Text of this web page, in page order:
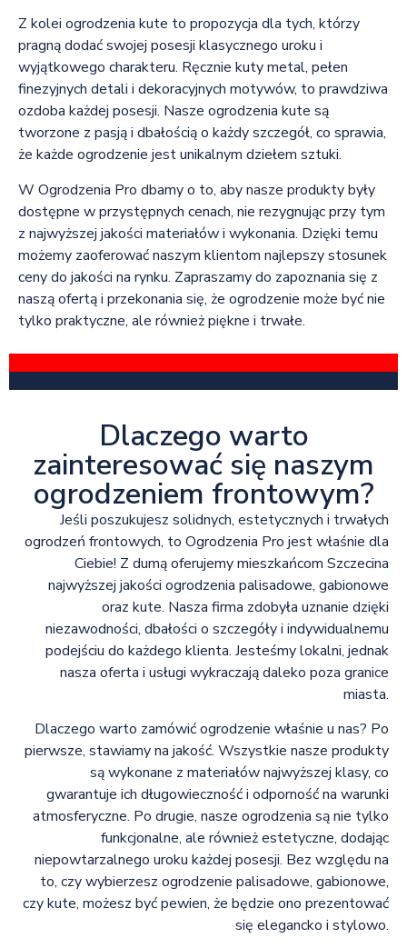
Z kolei ogrodzenia kute to propozycja dla tych, którzy
pragną dodać swojej posesji klasycznego uroku i
wyjątkowego charakteru. Ręcznie kuty metal, pełen
finezyjnych detali i dekoracyjnych motywów, to prawdziwa
ozdoba każdej posesji. Nasze ogrodzenia kute są
tworzone z pasją i dbałością o każdy szczegół, co sprawia,
że każde ogrodzenie jest unikalnym dziełem sztuki.
W Ogrodzenia Pro dbamy o to, aby nasze produkty były
dostępne w przystępnych cenach, nie rezygnując przy tym
z najwyższej jakości materiałów i wykonania. Dzięki temu
możemy zaoferować naszym klientom najlepszy stosunek
ceny do jakości na rynku. Zapraszamy do zapoznania się z
naszą ofertą i przekonania się, że ogrodzenie może być nie
tylko praktyczne, ale również piękne i trwałe.
Dlaczego warto
zainteresować się naszym
ogrodzeniem frontowym?
Jeśli poszukujesz solidnych, estetycznych i trwałych
ogrodzeń frontowych, to Ogrodzenia Pro jest właśnie dla
Ciebie! Z dumą oferujemy mieszkańcom Szczecina
najwyższej jakości ogrodzenia palisadowe, gabionowe
oraz kute. Nasza firma zdobyła uznanie dzięki
niezawodności, dbałości o szczegóły i indywidualnemu
podejściu do każdego klienta. Jesteśmy lokalni, jednak
nasza oferta i usługi wykraczają daleko poza granice
miasta.
Dlaczego warto zamówić ogrodzenie właśnie u nas? Po
pierwsze, stawiamy na jakość. Wszystkie nasze produkty
są wykonane z materiałów najwyższej klasy, co
gwarantuje ich długowieczność i odporność na warunki
atmosferyczne. Po drugie, nasze ogrodzenia są nie tylko
funkcjonalne, ale również estetyczne, dodając
niepowtarzalnego uroku każdej posesji. Bez względu na
to, czy wybierzesz ogrodzenie palisadowe, gabionowe,
czy kute, możesz być pewien, że będzie ono prezentować
się elegancko i stylowo.